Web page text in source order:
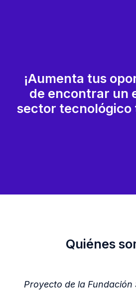
¡Aumenta tus
de encontrar un
sector tecnológico
Quiénes
Proyecto de la Fundación